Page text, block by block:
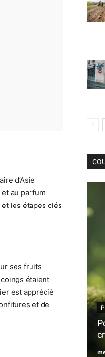
d’Asie
au parfum
les étapes clés
ses fruits
étaient
est apprécié
et de